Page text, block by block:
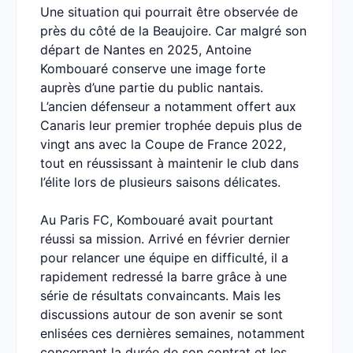
Une situation qui pourrait être observée de
près du côté de la Beaujoire. Car malgré son
départ de Nantes en 2025, Antoine
Kombouaré conserve une image forte
auprès d’une partie du public nantais.
L’ancien défenseur a notamment offert aux
Canaris leur premier trophée depuis plus de
vingt ans avec la Coupe de France 2022,
tout en réussissant à maintenir le club dans
l’élite lors de plusieurs saisons délicates.
Au Paris FC, Kombouaré avait pourtant
réussi sa mission. Arrivé en février dernier
pour relancer une équipe en difficulté, il a
rapidement redressé la barre grâce à une
série de résultats convaincants. Mais les
discussions autour de son avenir se sont
enlisées ces dernières semaines, notamment